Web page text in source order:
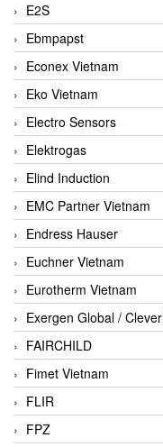
E2S
Ebmpapst
Econex Vietnam
Eko Vietnam
Electro Sensors
Elektrogas
Elind Induction
EMC Partner Vietnam
Endress Hauser
Euchner Vietnam
Eurotherm Vietnam
Exergen Global /
FAIRCHILD
Fimet Vietnam
FLIR
FPZ